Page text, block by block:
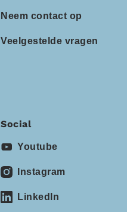
Neem contact op
Veelgestelde vragen
Social
Youtube
Instagram
LinkedIn